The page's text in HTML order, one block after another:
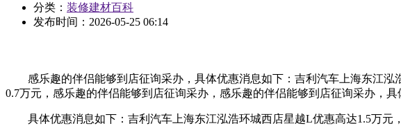
分类： 装修建材百科
发布时间： 2026-05-25 06:14
感乐趣的伴侣能够到店征询采办，具体优惠消息如下：吉利汽车上海东江泓
0.7万元，感乐趣的伴侣能够到店征询采办，感乐趣的伴侣能够到店征询采办，
具体优惠消息如下：吉利汽车上海东江泓浩环城西店星越L优惠高达1.5万元